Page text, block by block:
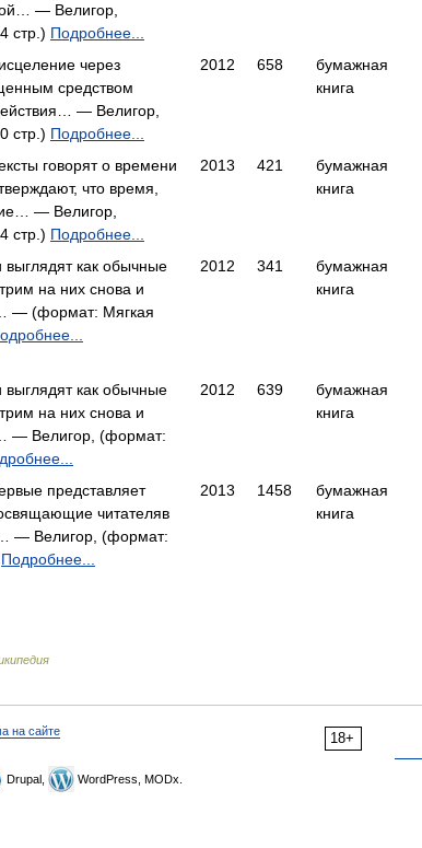
— Велигор,
стр.) Подробнее...
через
средством
— Велигор,
стр.) Подробнее...
2012 658
бумажная
книга
говорят о времени
что время,
— Велигор,
стр.) Подробнее...
2013 421
бумажная
книга
как обычные
на них снова и
— (формат: Мягкая
2012 341
бумажная
книга
как обычные
на них снова и
— Велигор, (формат:
2012 639
бумажная
книга
представляет
читателяв
— Велигор, (формат:
Подробнее...
2013 1458
бумажная
книга
18+
на сайте
Drupal, WordPress, MODx.